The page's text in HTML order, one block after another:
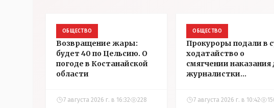
ОБЩЕСТВО
Возвращение жары:
будет 40 по Цельсию. О
погоде в Костанайской
области
7 августа 2026 г. в 16:32 228
ОБЩЕСТВО
Прокуроры подали в
ходатайство о
смягчении наказания
журналистки
7 августа 2026 г. в 10:42